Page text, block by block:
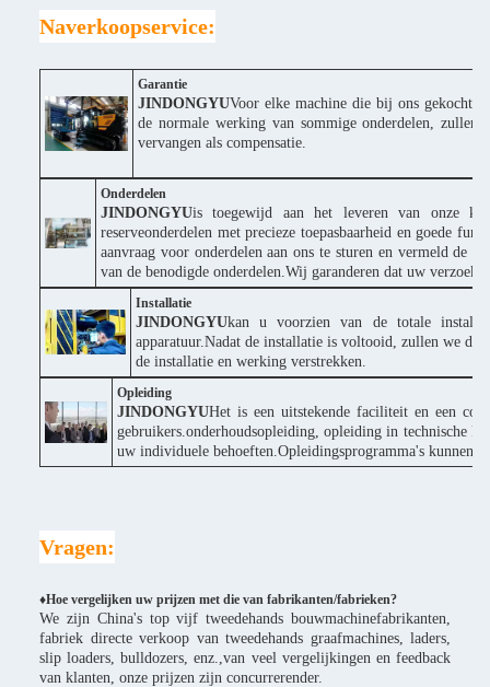
Naverkoopservice:
Garantie
JINDONGYUVoor elke machine die bij ons gekocht
de normale werking van sommige onderdelen, zullen
vervangen als compensatie.
Onderdelen
JINDONGYUis toegewijd aan het leveren van onze
reserveonderdelen met precieze toepasbaarheid en goede
aanvraag voor onderdelen aan ons te sturen en vermeld de
van de benodigde onderdelen.Wij garanderen dat uw verzoek
Installatie
JINDONGYUkan u voorzien van de totale
apparatuur.Nadat de installatie is voltooid, zullen we de
de installatie en werking verstrekken.
Opleiding
JINDONGYUHet is een uitstekende faciliteit en een
gebruikers.onderhoudsopleiding, opleiding in technische
uw individuele behoeften.Opleidingsprogramma's kunnen
Vragen:
♦Hoe vergelijken uw prijzen met die van fabrikanten/fabrieken?
We zijn China's top vijf tweedehands bouwmachinefabrikanten,
fabriek directe verkoop van tweedehands graafmachines, laders,
slip loaders, bulldozers, enz.,van veel vergelijkingen en feedback
van klanten, onze prijzen zijn concurrerender.